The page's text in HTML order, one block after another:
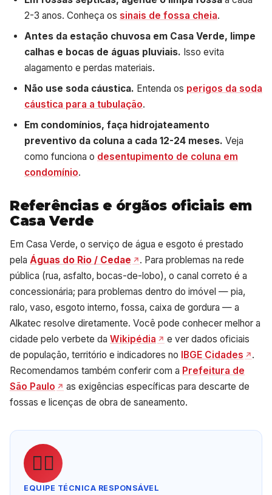
2-3 anos. Conheça os sinais de fossa cheia.
Antes da estação chuvosa em Casa Verde, limpe
calhas e bocas de águas pluviais. Isso evita
alagamento e perdas materiais.
Não use soda cáustica. Entenda os perigos da soda
cáustica para a tubulação.
Em condomínios, faça hidrojateamento
preventivo da coluna a cada 12-24 meses. Veja
como funciona o desentupimento de coluna em
condomínio.
Referências e órgãos oficiais em
Casa Verde
Em Casa Verde, o serviço de água e esgoto é prestado
pela Águas do Rio / Cedae
. Para problemas na rede
pública (rua, asfalto, bocas-de-lobo), o canal correto é a
concessionária; para problemas dentro do imóvel — pia,
ralo, vaso, esgoto interno, fossa, caixa de gordura — a
Alkatec resolve diretamente. Você pode conhecer melhor a
cidade pelo verbete da Wikipédia
e ver dados oficiais
de população, território e indicadores no IBGE Cidades
.
Recomendamos também conferir com a Prefeitura de
São Paulo
as exigências específicas para descarte de
fossas e licenças de obra de saneamento.
👷‍♂️
EQUIPE TÉCNICA RESPONSÁVEL